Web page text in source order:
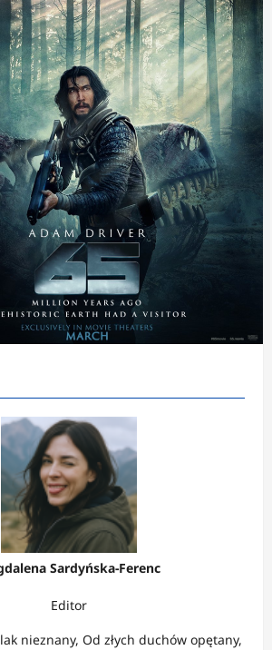
Sardyńska-Ferenc
Editor
nieznany, Od złych duchów opętany,